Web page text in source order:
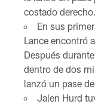
costado derecho.
En sus
Lance encontró
Después
dentro de dos
lanzó un pase
Jalen Hurd